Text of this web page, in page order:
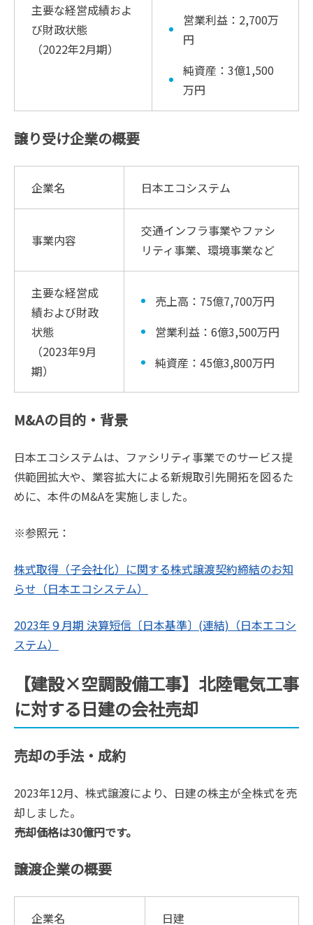
主要な経営成績およ
び財政状態
（2022年2月期）
営業利益：2,700万
円
純資産：3億1,500
万円
譲り受け企業の概要
企業名 日本エコシステム
事業内容
交通インフラ事業やファシ
リティ事業、環境事業など
主要な経営成
績および財政
状態
（2023年9月
期）
売上高：75億7,700万円
営業利益：6億3,500万円
純資産：45億3,800万円
M&Aの目的・背景
日本エコシステムは、ファシリティ事業でのサービス提
供範囲拡大や、業容拡大による新規取引先開拓を図るた
めに、本件のM&Aを実施しました。
※参照元：
株式取得（子会社化）に関する株式譲渡契約締結のお知
らせ（日本エコシステム）
2023年９月期 決算短信〔日本基準〕(連結)（日本エコシ
ステム）
【建設×空調設備工事】北陸電気工事
に対する日建の会社売却
売却の手法・成約
2023年12月、株式譲渡により、日建の株主が全株式を売
却しました。
売却価格は30億円です。
譲渡企業の概要
企業名 日建